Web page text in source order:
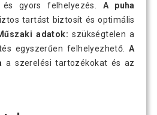
gyors felhelyezés.
A puha
tartást biztosít és optimális
adatok: szükségtelen a
egyszerűen felhelyezhető.A
a szerelési tartozékokat és az